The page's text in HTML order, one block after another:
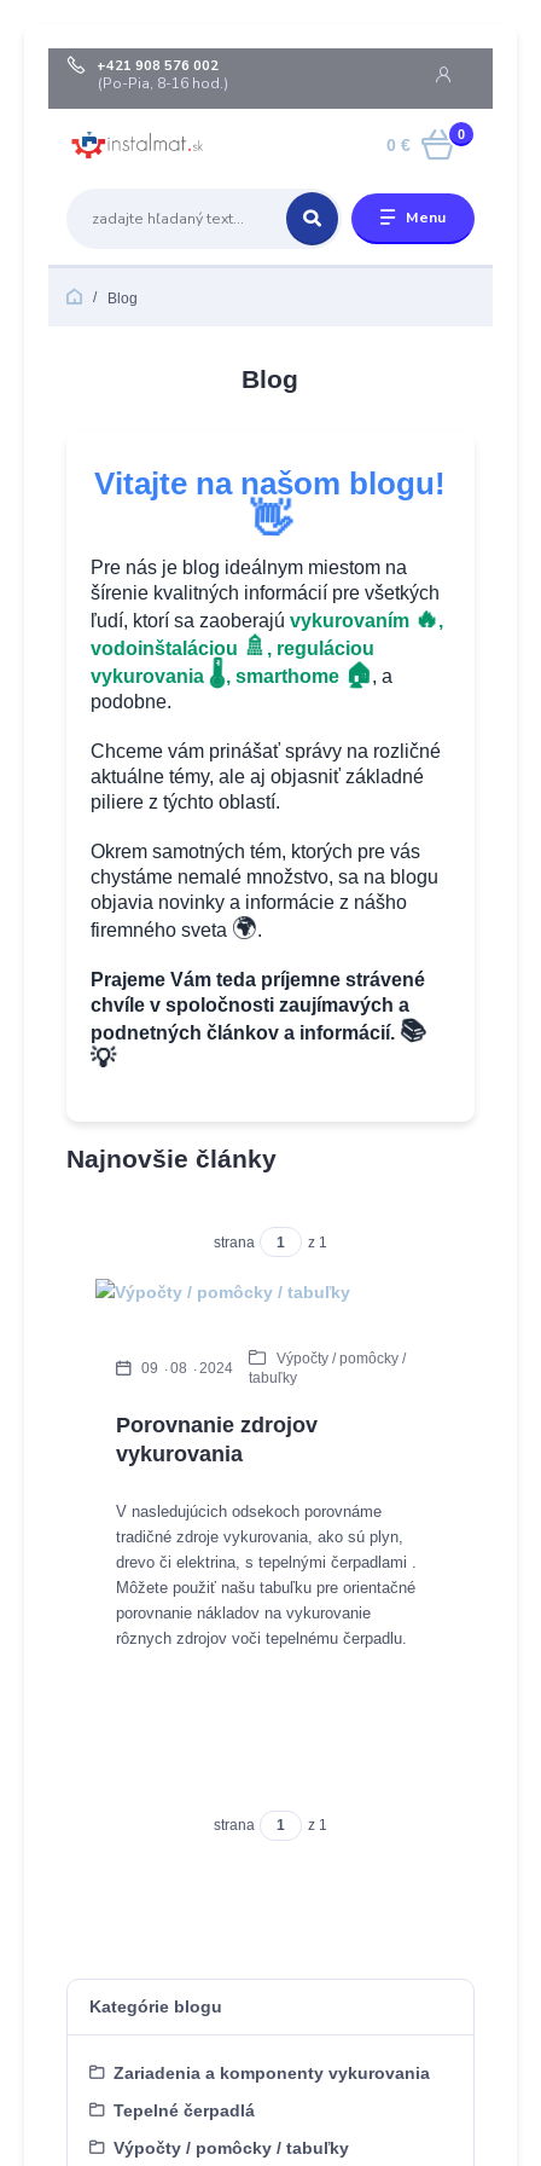
Menu
+421 908 576 002
(Po-Pia, 8-16 hod.)
0
0 €
Blog
Kategórie blogu
Zariadenia a komponenty vykurovania
Tepelné čerpadlá
Výpočty / pomôcky / tabuľky
Blog
Vitajte na našom blogu!
👋
Pre nás je blog ideálnym miestom na
šírenie kvalitných informácií pre všetkých
ľudí, ktorí sa zaoberajú vykurovaním 🔥,
vodoinštaláciou 🚿 , reguláciou
vykurovania 🌡️, smarthome 🏠, a
podobne.
Chceme vám prinášať správy na rozličné
aktuálne témy, ale aj objasniť základné
piliere z týchto oblastí.
Okrem samotných tém, ktorých pre vás
chystáme nemalé množstvo, sa na blogu
objavia novinky a informácie z nášho
firemného sveta 🌍.
Prajeme Vám teda príjemne strávené
chvíle v spoločnosti zaujímavých a
podnetných článkov a informácií. 📚
💡
Najnovšie články
strana z 1
Porovnanie zdrojov
vykurovania
09 08 2024
Výpočty / pomôcky /
tabuľky
V nasledujúcich odsekoch porovnáme
tradičné zdroje vykurovania, ako sú plyn,
drevo či elektrina, s tepelnými čerpadlami .
Môžete použiť našu tabuľku pre orientačné
porovnanie nákladov na vykurovanie
rôznych zdrojov voči tepelnému čerpadlu.
strana z 1